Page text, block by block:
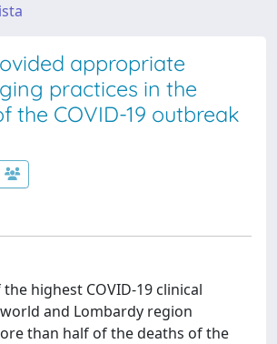
appropriate
practices in the
the COVID-19 outbreak
highest COVID-19 clinical
and Lombardy region
than half of the deaths of the